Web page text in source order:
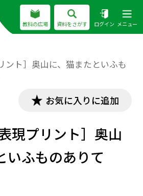
教科の広場 資料をさがす ログイン メニュー
ント］奥山に、猫またといふも
お気に入りに追加
現プリント］奥山
いふものありて